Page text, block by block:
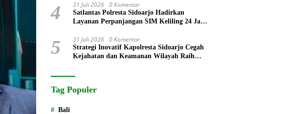
4 31 Juli 2026 0 Komentar
Satlantas Polresta Sidoarjo Hadirkan
Layanan Perpanjangan SIM Keliling 24 Jam
5 31 Juli 2026 0 Komentar
Strategi Inovatif Kapolresta Sidoarjo Cegah
Kejahatan dan Keamanan Wilayah Raih
Tag Populer
Bali